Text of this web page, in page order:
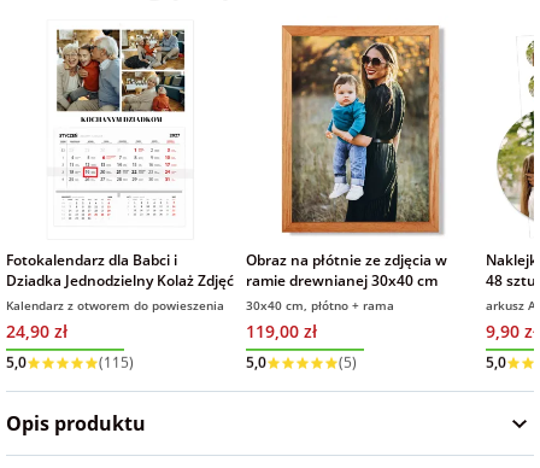
Dodatki i
opakowania
na Dzień
Chłopaka
na Dzień Kobiet
na mikołajki
dla przyjaciółki
dla przyjaciela
Fotokalendarz dla Babci i
Dziadka Jednodzielny Kolaż Zdjęć
Kalendarz z otworem do powieszenia
24,90 zł
Wysyłka w 1 dzień
Obraz na płótnie ze zdjęcia w
ramie drewnianej 30x40 cm
30x40 cm, płótno + rama
119,00 zł
Wysyłka w 1 dzień
48
arkusz
9,90 zł
Opis produktu